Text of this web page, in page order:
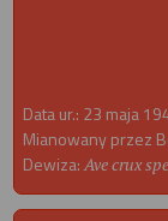
Data ur.: 23 maja
Mianowany przez
Dewiza:Ave crux